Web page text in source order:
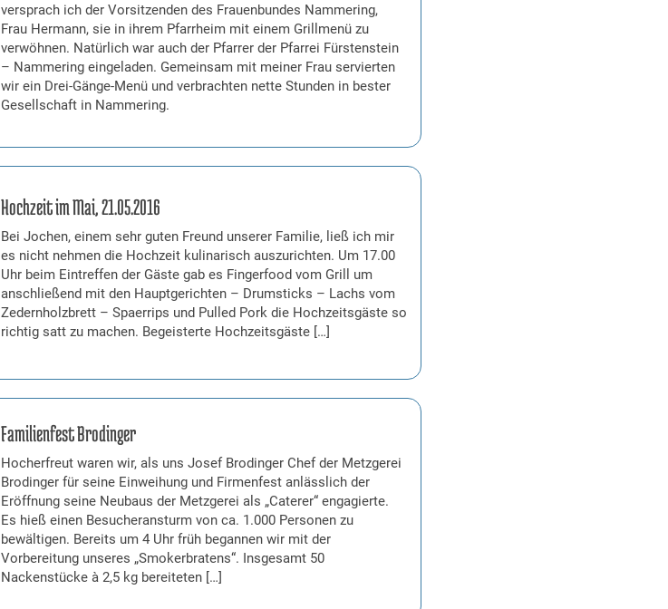
versprach ich der Vorsitzenden des Frauenbundes Nammering,
Frau Hermann, sie in ihrem Pfarrheim mit einem Grillmenü zu
verwöhnen. Natürlich war auch der Pfarrer der Pfarrei Fürstenstein
– Nammering eingeladen. Gemeinsam mit meiner Frau servierten
wir ein Drei-Gänge-Menü und verbrachten nette Stunden in bester
Gesellschaft in Nammering.
Hochzeit im Mai, 21.05.2016
Bei Jochen, einem sehr guten Freund unserer Familie, ließ ich mir
es nicht nehmen die Hochzeit kulinarisch auszurichten. Um 17.00
Uhr beim Eintreffen der Gäste gab es Fingerfood vom Grill um
anschließend mit den Hauptgerichten – Drumsticks – Lachs vom
Zedernholzbrett – Spaerrips und Pulled Pork die Hochzeitsgäste so
richtig satt zu machen. Begeisterte Hochzeitsgäste […]
Familienfest Brodinger
Hocherfreut waren wir, als uns Josef Brodinger Chef der Metzgerei
Brodinger für seine Einweihung und Firmenfest anlässlich der
Eröffnung seine Neubaus der Metzgerei als „Caterer“ engagierte.
Es hieß einen Besucheransturm von ca. 1.000 Personen zu
bewältigen. Bereits um 4 Uhr früh begannen wir mit der
Vorbereitung unseres „Smokerbratens“. Insgesamt 50
Nackenstücke à 2,5 kg bereiteten […]